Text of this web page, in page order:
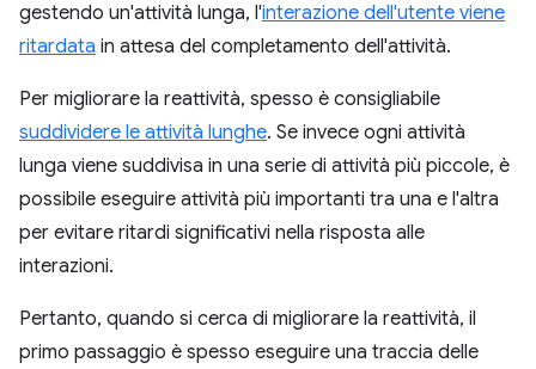
gestendo un'attività lunga, l'interazione dell'utente viene
ritardata in attesa del completamento dell'attività.
Per migliorare la reattività, spesso è consigliabile
suddividere le attività lunghe. Se invece ogni attività
lunga viene suddivisa in una serie di attività più piccole, è
possibile eseguire attività più importanti tra una e l'altra
per evitare ritardi significativi nella risposta alle
interazioni.
Pertanto, quando si cerca di migliorare la reattività, il
primo passaggio è spesso eseguire una traccia delle